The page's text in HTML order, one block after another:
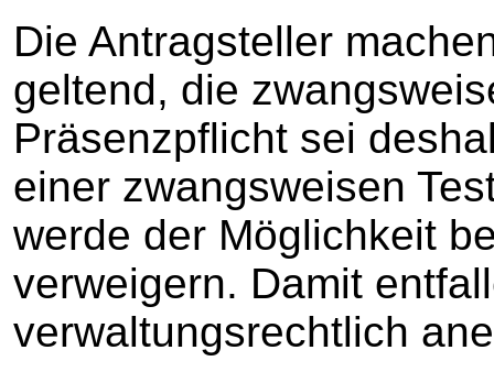
Die Antragsteller
geltend, die
Präsenzpflicht sei
einer zwangsweisen
werde der Möglichkeit
verweigern. Damit
verwaltungsrechtlich